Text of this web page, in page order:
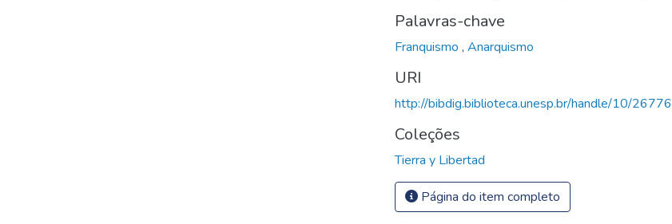
Palavras-chave
Franquismo , Anarquismo
URI
http://bibdig.biblioteca.unesp.br/handle/10/26776
Coleções
Tierra y Libertad
Página do item completo